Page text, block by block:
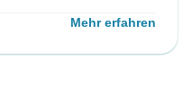
Mehr erfahren